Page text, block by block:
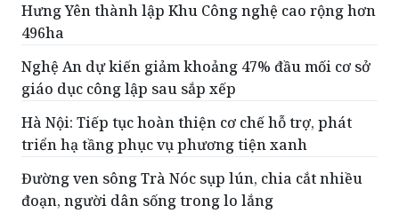
Hưng Yên thành lập Khu Công nghệ cao rộng hơn
496ha
Nghệ An dự kiến giảm khoảng 47% đầu mối cơ sở
giáo dục công lập sau sắp xếp
Hà Nội: Tiếp tục hoàn thiện cơ chế hỗ trợ, phát
triển hạ tầng phục vụ phương tiện xanh
Đường ven sông Trà Nóc sụp lún, chia cắt nhiều
đoạn, người dân sống trong lo lắng